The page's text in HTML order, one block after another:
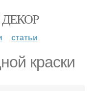
статьи
краски